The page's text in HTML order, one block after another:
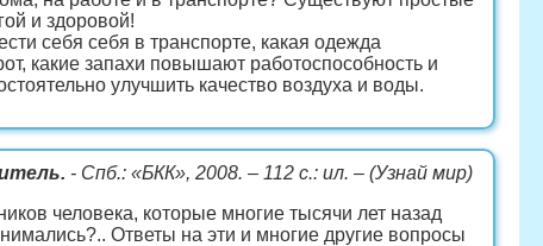
и здоровой!
себя себя в транспорте, какая одежда
какие запахи повышают работоспособность и
улучшить качество воздуха и воды.
- Спб.: «БКК», 2008. – 112 с.: ил. – (Узнай мир)
человека, которые многие тысячи лет назад
Ответы на эти и многие другие вопросы